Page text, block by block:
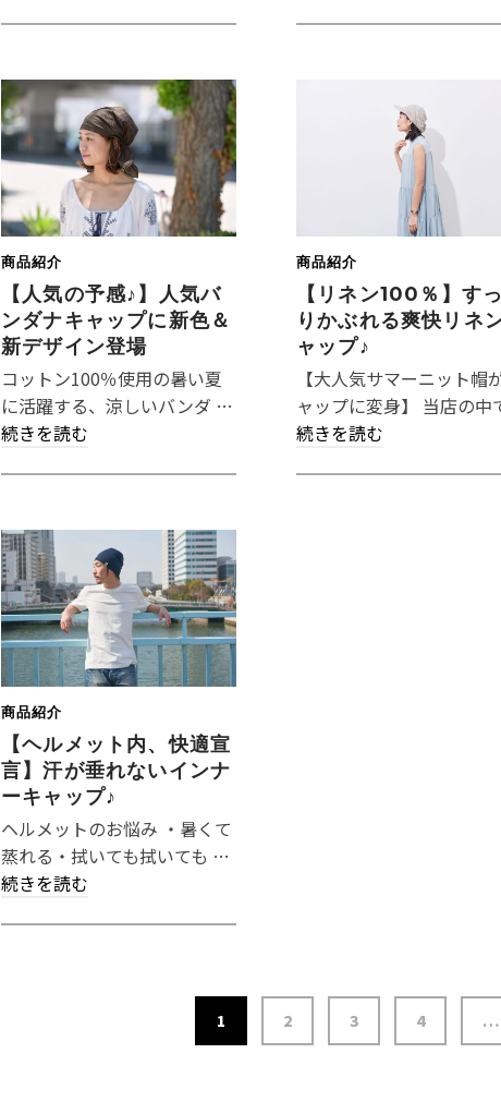
商品紹介
【人気の予感♪】人気バ
ンダナキャップに新色＆
新デザイン登場
コットン100％使用の暑い夏
に活躍する、涼しいバンダ …
続きを読む
商品紹介
【リネン100％】す
りかぶれる爽快リネ
ャップ♪
【大人気サマーニット帽
ャップに変身】 当店の
続きを読む
商品紹介
【ヘルメット内、快適宣
言】汗が垂れないインナ
ーキャップ♪
ヘルメットのお悩み ・暑くて
蒸れる・拭いても拭いても …
続きを読む
1 2 3 4 …